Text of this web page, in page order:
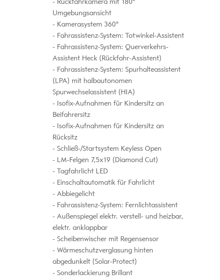
Rückfahrkamera mit 180°
Umgebungsansicht
Kamerasystem 360°
Fahrassistenz-System: Totwinkel-Assistent
Fahrassistenz-System: Querverkehrs-
Assistent Heck (Rückfahr-Assistent)
Fahrassistenz-System: Spurhalteassistent
(LPA) mit halbautonomen
Spurwechselassistent (HIA)
Isofix-Aufnahmen für Kindersitz an
Beifahrersitz
Isofix-Aufnahmen für Kindersitz an
Rücksitz
Schließ-/Startsystem Keyless Open
LM-Felgen 7,5x19 (Diamond Cut)
Tagfahrlicht LED
Einschaltautomatik für Fahrlicht
Abbiegelicht
Fahrassistenz-System: Fernlichtassistent
Außenspiegel elektr. verstell- und heizbar,
elektr. anklappbar
Scheibenwischer mit Regensensor
Wärmeschutzverglasung hinten
abgedunkelt (Solar-Protect)
Sonderlackierung Brillant